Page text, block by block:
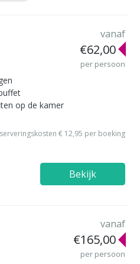
vanaf
€62,00
per persoon
op de kamer
€ 12,95 per boeking
Bekijk
vanaf
€165,00
per persoon